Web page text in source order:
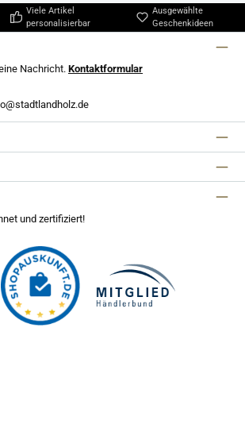
Viele Artikel
personalisierbar
Ausgewählte
Geschenkideen
Nachricht. Kontaktformular
und zertifiziert!